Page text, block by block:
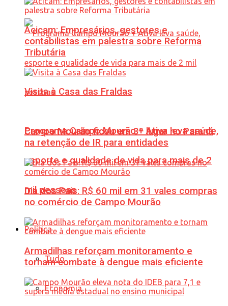
Programa Campo Mourão + Ativa leva saúde,
esporte e qualidade de vida para mais de 2
mil pessoas
Política
Tudo
Economia
Acicam: Empresários, gestores e
contabilistas em palestra sobre Reforma
Tributária
Visita à Casa das Fraldas
Campo Mourão ficou em 3º lugar no Paraná
na retenção de IR para entidades
Dia dos Pais: R$ 60 mil em 31 vales compras
no comércio de Campo Mourão
Armadilhas reforçam monitoramento e
tornam combate à dengue mais eficiente